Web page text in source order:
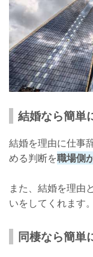
結婚なら簡単
結婚を理由に仕事
める判断を職場側
また、結婚を理由
いをしてくれます。
同棲なら簡単